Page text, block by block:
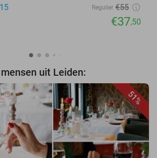
Regulier €55
€37,50
uit Leiden:
51%